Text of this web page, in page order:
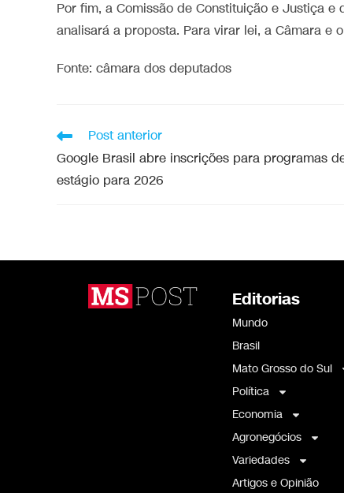
Por fim, a Comissão de Constituição e Justiça
analisará a proposta. Para virar lei, a Câmara e
Fonte: câmara dos deputados
Post anterior
Google Brasil abre inscrições para programas
estágio para 2026
Editorias
Mundo
Brasil
Mato Grosso do Sul
Política
Economia
Agronegócios
Variedades
Artigos e Opinião